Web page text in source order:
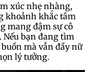
xúc nhẹ nhàng,
khoảnh khắc tâm
mang đậm sự cô
Nếu bạn đang tìm
mà vẫn đầy nữ
lý tưởng.